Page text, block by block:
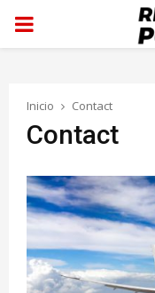
PRIMARY
Inicio Contact
Contact